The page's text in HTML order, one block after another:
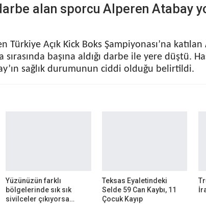
alan sporcu Alperen Atabay
Türkiye Açık Kick Boks Şampiyonası’na
başına aldığı darbe ile yere düştü.
sağlık durumunun ciddi olduğu belirtildi.
Yüzünüzün farklı
bölgelerinde sık sık
sivilceler çıkıyorsa…
Teksas Eyaletindeki
Selde 59 Can Kaybı, 11
Çocuk Kayıp